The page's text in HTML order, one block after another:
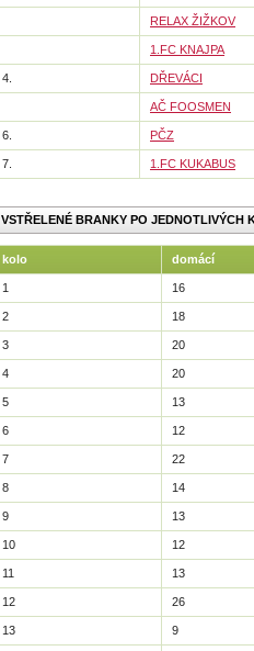
RELAX ŽIŽKOV
1.FC KNAJPA
4. DŘEVÁCI
AČ FOOSMEN
6. PČZ
7. 1.FC KUKABUS
VSTŘELENÉ BRANKY PO JEDNOTLIVÝCH
kolo domácí
1 16
2 18
3 20
4 20
5 13
6 12
7 22
8 14
9 13
10 12
11 13
12 26
13 9